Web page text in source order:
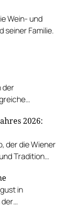
spannend.
Wein- und
seiner Familie.
der
2026:
der die Wiener
Tradition
in